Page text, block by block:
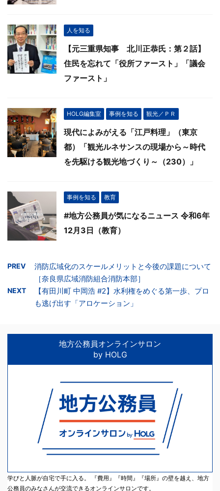
人を知る
【元三重県知事 北川正恭氏：第２話】
住民を忘れて「役所ファースト」「議会
ファースト」
HOLG編集室 事例を知る 観光／ＰＲ
現代によみがえる「江戸料理」（東京
都）「観光ルネサンスの現場から～時代
を先駆ける観光地づくり～（230）」
事例を知る 教育
#地方公務員が気になるニュース 令和6年
12月3日（教育）
PREV
消防広域化のスケールメリットと今後の課題について
［奈良県広域消防組合消防本部］
NEXT
【有田川町 中岡浩 #2】水利権をめぐる第一歩、プロ
も逃げ出す「アロケーション」
地方公務員オンラインサロン
by HOLG
学びと人脈が自宅で手に入る。 『費用』『時間』『場所』の壁を越え、地方
公務員のみなさんが交流できるオンラインサロンです。